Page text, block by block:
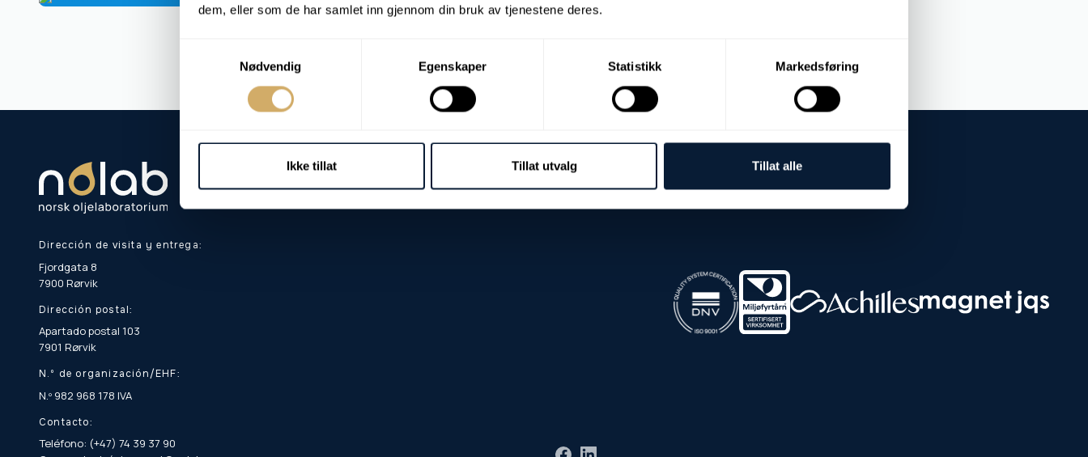
dem, eller som de har samlet inn gjennom din bruk av tjenestene deres.
Nødvendig
Egenskaper Statistikk Markedsføring
Ikke tillat Tillat utvalg Tillat alle
Dirección de visita y entrega:
Fjordgata 8
7900 Rørvik
Dirección postal:
Apartado postal 103
7901 Rørvik
N.º de organización/EHF:
N.º 982 968 178 IVA
Contacto:
Teléfono: (+47) 74 39 37 90